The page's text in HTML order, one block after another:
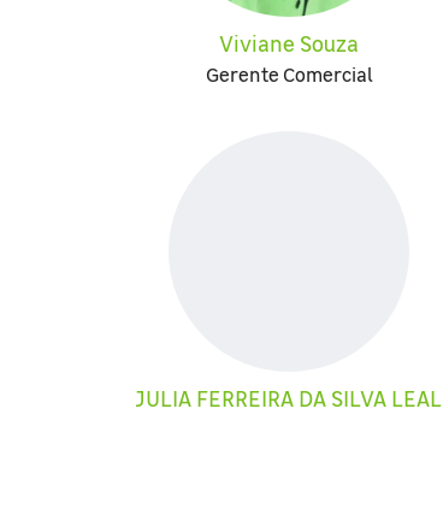
Viviane Souza
Gerente Comercial
JULIA FERREIRA DA SILVA LEAL